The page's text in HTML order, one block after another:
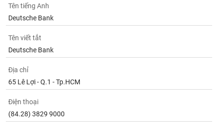
Tên tiếng Anh
Deutsche Bank
Tên viết tắt
Deutsche Bank
Địa chỉ
65 Lê Lợi - Q.1 - Tp.HCM
Điện thoại
(84.28) 3829 9000
SẢN
chứng
khoán
(-)
Tất cả
Lãnh
đạo
(-)